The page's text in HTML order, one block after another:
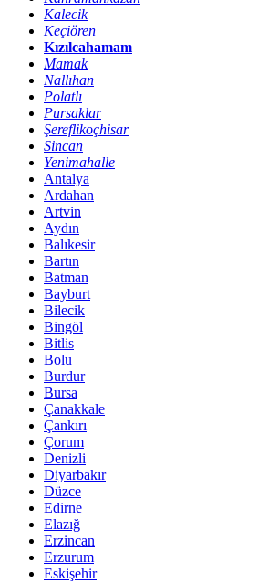
Kalecik
Keçiören
Kızılcahamam
Mamak
Nallıhan
Polatlı
Pursaklar
Şereflikoçhisar
Sincan
Yenimahalle
Antalya
Ardahan
Artvin
Aydın
Balıkesir
Bartın
Batman
Bayburt
Bilecik
Bingöl
Bitlis
Bolu
Burdur
Bursa
Çanakkale
Çankırı
Çorum
Denizli
Diyarbakır
Düzce
Edirne
Elazığ
Erzincan
Erzurum
Eskişehir